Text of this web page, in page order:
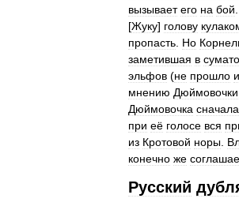
вызывает его на бой
[Жуку] голову
пропасть Но
заметившая в
эльфов (не прошло и
мнению Дюймовочки
Дюймовочка сначала
при её голосе вся
из Кротовой норы
конечно же
Русский